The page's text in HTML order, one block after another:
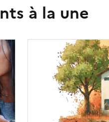
à la une